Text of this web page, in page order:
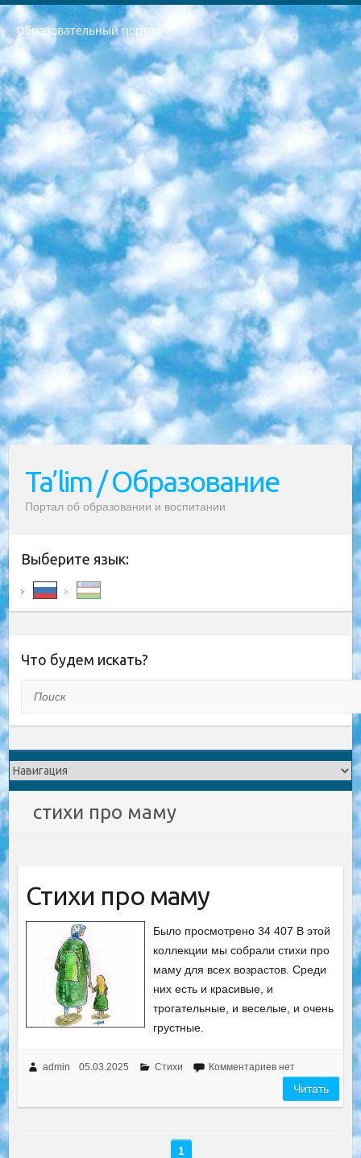
Образовательный портал
РЕСПУБЛИКА УЗБЕКИСТАН МИНИСТРЕРСТВО ДОШКОЛЬНОГО И ШКОЛЬНОГО ОБРАЗОВАНИЯ КОМАНДА в общеобразовательных учреждениях в 2023-2024 учебном году организация и проведение итоговой государственной аттестации обучающихся о Министра дошкольного и школьного образования Республики Узбекистан от 4 марта 2008 года (постановлением Минюста от 20 марта 2008 года № 1778 государственной регистрации) «Итоговое состояние учащихся общего среднего образования на основании положения об утверждении положения об аттестации общего среднего образования выпускной экзамен студентов в образовательных учреждениях в 2023-2024 учебном году В целях организации и прохождения аттестации приказываю: 1. Следующее: перечень предметов, по которым будет проводиться итоговая государственная аттестация и экзамен формы перевода согласно приложению 1; сертификаты международного образца, оценивающие уровень владения иностранными языками перечень согласно приложению 2; 2. Педагогический при специализированных образовательных учреждениях. научно-практический центр квалификации и международной оценки (Д.Давидова) 2024 г. До 25 марта: задания по предметам, по которым будет проводиться итоговая аттестация разработка и утверждение технических условий; итоговая аттестация на основании разработанного предметного задания разработка вопросов по предметам (устно и письменно), экзамен передача; общеобразовательные средние школы и специальные учебные заведения учащиеся выпускных классов школ и интернатов в агентской системе подготовка базы данных экзаменационных материалов и критериев оценки; перевод базы экзаменационных материалов на все языки обучения подать в Республиканский образовательный центр для изготовления; варианты экзаменов на основе разработанных контрольных материалов пусть будут поставлены задачи формирования. 3. Республиканский образовательный центр (Ш.Худайкулов) до 5 апреля 2024 года. до: база данных предоставленных экзаменационных материалов на все языки обучения перевод и экспертиза; для слепых, слабовидящих, глухих, слабослышащих и умственно отсталых детей учащиеся выпускных классов специализированных школ и школ-интернатов база данных экзаменационных материалов на всех преподаваемых языках подготовка критериев оценки; специализированные школы для умственно отсталых детей и технологии для учащихся выпускных классов школ-интернатов разработка соответствующих рекомендаций и критериев проведения ЕГЭ по естествознанию давать задания. 4. Педагогический при специализированных образовательных учреждениях. Научно-практический центр навыков и международной оценки (Д.Давидова), Республика образовательный центр (Худайкулов Ш.) итоговый государственный аттестационный экзамен ориентирован на творческое и логическое мышление при подготовке базы материалов учитывать введение заданий. 5. Следует отметить, что: сертификат государственного образца о знании общеобразовательного предмета и как минимум национальный уровень B1 по предметам на иностранных языках, указанным в Приложении 2. или международно признанный сертификат эквивалентного уровня студенты, изучающие определенный предмет, освобождаются от экзамена; по соответствующим предметам запланирована итоговая государственная аттестация за день до дня, путем жеребьевки Рабочей группой (в письменной форме по предметам, проводимым в форме) из числа сформированных вариантов выбрано 2 варианта; 2 выбранных варианта экзамена анонсированы на официальном сайте министерства и все выпускники по всей стране на основе этих вариантов проводит итоговую государственную аттестацию. 6. Государственное образование учащихся средних общеобразовательных учреждений. знания в соответствии с квалификационными требованиями, которые необходимо приобрести на основании стандартов итоговый (выпускной) контроль для 9 и 11 классов в целях тестирования Экзамены (далее – экзамены) состоят из предметов, перечисленных в приложении 1. будет сделано. 7. Экзамены пройдут с 26 мая по 15 июня 2024 г. (кроме науки физического воспитания). 8. Физическая для учащихся 9 классов общесредних образовательных учреждений. Экзамены по предмету «Образование, квалификация медицина» 1-6 мая 2024 года. сотрудники перевести под присмотр (с отклонениями в физическом или умственном развитии) специализированная школа для детей, школы-интернаты и со сколиозом школы-интернаты санаторного типа для больных детей исключены). 9. Он был слепым, слабовидящим и имел нарушения опорно-двигательного аппарата. экзамены в специализированных школах и интернатах для детей должны проводиться исходя из требований, предъявляемых к общеобразовательным учреждениям (физкультура кроме науки). 10. Специализированная школа для глухих и слабослышащих детей. и экзамены в интернатах и быть реализован в виде письменного теста по математике. 11. Специальность для умственно отсталых детей. Для 9 класса Родной язык и литературное письмо Государственный язык (язык обучения – узбекский). для неклассов) написано Математическое письмо Письменная/устная история Узбекистана Физическое воспитание практично Итоговый контроль Для 11 класса Написание родного языка и литературы (эссе) Математическое письмо Узбекский язык (обучение на узбекском языке) не посещающее общее среднее образование для учреждений)/Образовательное учреждение выбор письменный и устный Иностранный язык письменный/устный Письменная/устная история Узбекистана *По выбору студента:  Химия  Физика  Основы государственного права  География 10 бесплатных образовательных ресурсов - Мы составили подборку онлайн-проектов с интерактивными упражнениями, видеолекциями и статьями. Они помогут вам обрести новые и освежить старые знания бесплатно. 1. «ИНТУИТ» Старейшая образовательная площадка Рунета. Здесь вы найдёте сотни текстовых и видеокурсов на десятки различных тем — от программирования до психологии. Многие курсы подготовлены российскими университетами и крупными международными компаниями вроде Intel и Microsoft. Самостоятельное обучение бесплатное, но желающие могут оплатить услуги персональных наставников. 2. «Смартия» знакомит с актуальными профессиями и подсказывает, как им обучаться. Выбрав заинтересовавшую вас специальность — SMM-специалист, фотограф, веб-дизайнер или другую, — увидите список необходимых для неё умений. Чтобы вы могли освоить их самостоятельно, для каждого умения площадка отображает подборку ссылок на учебные материалы. Хотя «Смартия» ориентируется на русскоязычную аудиторию, часть контента всё же доступна только на английском. 3. «Лекторий Физтеха» Проект Московского физико-технического института (Физтеха). С его помощью вы можете смотреть онлайн серии лекций, записанные на видео в этом вузе. В числе доступных предметов — физика, биология, химия, информационные технологии и другие. К некоторым лекциям администрация ресурса прилагает готовые конспекты, которые можно скачивать в PDF-формате. 4. ITMOcourses Онлайн-площадка Санкт-Петербургского национального исследовательского университета информационных технологий, механики и оптики (ИТМО). Ресурс предоставляет свободный доступ к курсам, разработанным в этом вузе. Каталог материалов разбит на четыре категории: «Оптические системы и технологии», «Приборостроение и робототехника», «Информационные технологии» и «Биотехнологии». Курсы состоят из видеолекций, интерактивных демонстраций и заданий. 5. «КиберЛенинка» Электронная научная библиотека открытого доступа. Каталог площадки регулярно обрастает текстами статей из различных научных изданий. Сгруппированные по журналам и рубрикам публикации можно читать онлайн или скачивать целиком в PDF-формате. Проект нацелен на популяризацию науки за счёт открытого доступа к качественной информации. 6. «ПостНаука» На этом ресурсе публикуют подборки видеолекций, составленные экспертами из разных отраслей и объединённые общими темами. Среди них, к примеру, есть серии «Биоинформатика и геномика», «Культура средневековой Скандинавии» и Cinema Studies о теории кино. Каждая подборка лекций — логически связанная история, рассказанная экспертом от первого лица. Кроме того, на сайте появляются научно-образовательные статьи и тесты на разные темы. 7. «Newочём» Команда проекта «Newочём» отбирает самые интересные тексты из англоязычных СМИ и переводит те из них, за которые голосуют участники сообщества «ВКонтакте». По большей части это научно-популярные статьи. Редакторы придумывают лишь заголовки, в остальном содержание переводов соответствует оригиналам. Полные тексты можно читать прямо в социальной сети. 8. InternetUrok Онлайн-база материалов по основным дисциплинам школьной программы. Информация на сайте структурирована по классам, предметам и темам (урокам). Каждый урок состоит из видеолекций и конспектов. Есть также интерактивные тренажёры и тесты для закрепления пройденного материала. Даже если вы давно окончили школу, возможность повторить программу старших классов всегда может пригодиться. 9. Edutainme Ещё один ресурс об образовании. В отличие от Newtonew, как мне кажется, Edutainme больше ориентируется на представителей индустрии: педагогов, предпринимателей, разработчиков образовательных проектов. Но и любой, кто просто стремится к саморазвитию, найдёт на сайте много полезного и интересного для себя. Например, информацию о новых курсах и образовательных сервисах. 10. Newtonew Онлайн-медиа об образовании и обучении в широком смысле. Авторы Newtonew пишут об инструментах, заведениях, тактиках и стратегиях, которые помогают учить других и получать новые знания самостоятельно. На этой площадке вы найдёте новости, обзоры, аналитические мат
Ta’lim / Образование
Портал об образовании и воспитании
Выберите язык:
Что будем искать?
стихи про маму
Стихи про маму
Было просмотрено 34 407 В этой
коллекции мы собрали стихи про
маму для всех возрастов. Среди
них есть и красивые, и
трогательные, и веселые, и очень
грустные.
admin 05.03.2025 Стихи Комментариев нет
Читать
1